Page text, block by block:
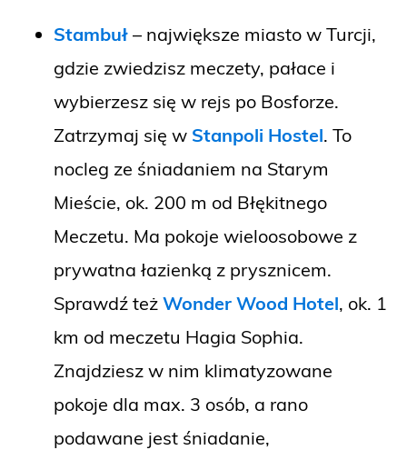
Stambuł – największe miasto w Turcji,
gdzie zwiedzisz meczety, pałace i
wybierzesz się w rejs po Bosforze.
Zatrzymaj się w Stanpoli Hostel. To
nocleg ze śniadaniem na Starym
Mieście, ok. 200 m od Błękitnego
Meczetu. Ma pokoje wieloosobowe z
prywatna łazienką z prysznicem.
Sprawdź też Wonder Wood Hotel, ok. 1
km od meczetu Hagia Sophia.
Znajdziesz w nim klimatyzowane
pokoje dla max. 3 osób, a rano
podawane jest śniadanie,